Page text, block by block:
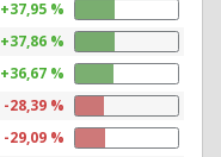
+37,95 %
+37,86 %
+36,67 %
-28,39 %
-29,09 %